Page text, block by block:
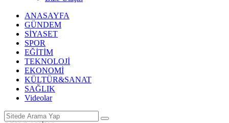
ANASAYFA
GÜNDEM
SİYASET
SPOR
EĞİTİM
TEKNOLOJİ
EKONOMİ
KÜLTÜR&SANAT
SAĞLIK
Videolar